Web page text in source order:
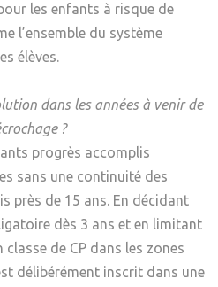
les enfants à risque de
l’ensemble du système
élèves.
dans les années à venir de
?
progrès accomplis
sans une continuité des
près de 15 ans. En décidant
dès 3 ans et en limitant
classe de CP dans les zones
délibérément inscrit dans une